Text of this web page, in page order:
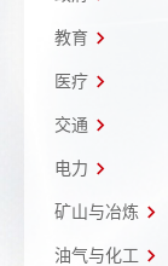
教育
医疗
交通
电力
矿山与冶炼
油气与化工